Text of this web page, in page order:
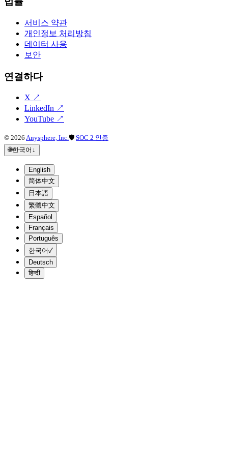
서비스 약관
개인정보 처리방침
데이터 사용
보안
연결하다
X ↗
LinkedIn ↗
YouTube ↗
© 2026 Anysphere, Inc.🛡 SOC 2 인증
🌐한국어 ↓
English
简体中文
日本語
繁體中文
Español
Français
Português
한국어✓
Deutsch
हिन्दी